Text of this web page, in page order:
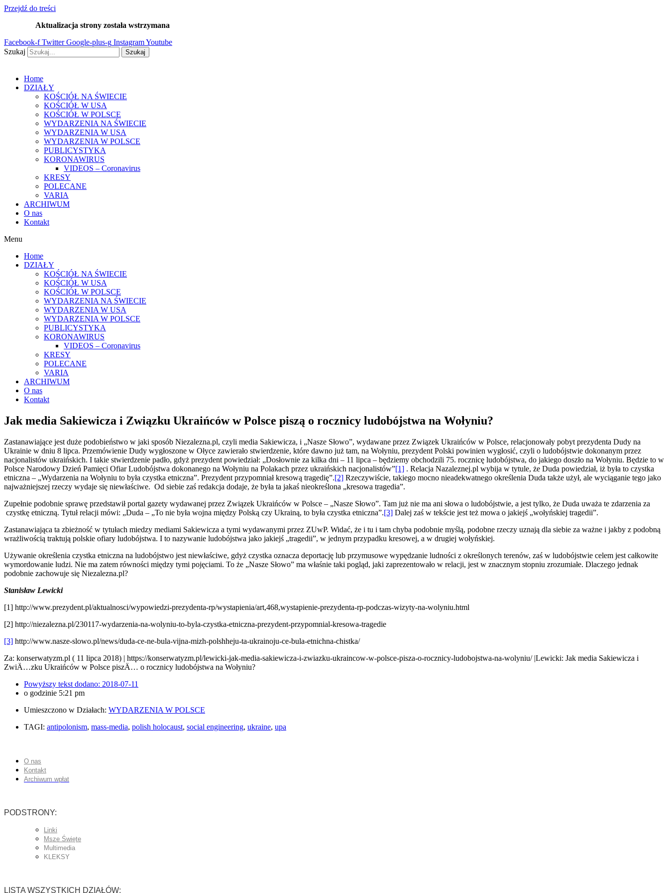
Przejdź do treści
Aktualizacja strony została wstrzymana
Facebook-f Twitter Google-plus-g InstagramYoutube
Szukaj
Szukaj
Home
DZIAŁY
KOŚCIÓŁ NA ŚWIECIE
KOŚCIÓŁ W USA
KOŚCIÓŁ W POLSCE
WYDARZENIA NA ŚWIECIE
WYDARZENIA W USA
WYDARZENIA W POLSCE
PUBLICYSTYKA
KORONAWIRUS
VIDEOS – Coronavirus
KRESY
POLECANE
VARIA
ARCHIWUM
O nas
Kontakt
Menu
Home
DZIAŁY
KOŚCIÓŁ NA ŚWIECIE
KOŚCIÓŁ W USA
KOŚCIÓŁ W POLSCE
WYDARZENIA NA ŚWIECIE
WYDARZENIA W USA
WYDARZENIA W POLSCE
PUBLICYSTYKA
KORONAWIRUS
VIDEOS – Coronavirus
KRESY
POLECANE
VARIA
ARCHIWUM
O nas
Kontakt
Jak media Sakiewicza i Związku Ukraińców w Polsce piszą o rocznicy ludobójstwa na Wołyniu?
Zastanawiające jest duże podobieństwo w jaki sposób Niezalezna.pl, czyli media Sakiewicza, i „Nasze Słowo”, wydawane przez Związek Ukraińców w Polsce, relacjonowały pobyt prezydenta Dudy na
Ukrainie w dniu 8 lipca. Przemówienie Dudy wygłoszone w Ołyce zawierało stwierdzenie, które dawno już tam, na Wołyniu, prezydent Polski powinien wygłosić, czyli o ludobójstwie dokonanym przez
nacjonalistów ukraińskich. I takie stwierdzenie padło, gdyż prezydent powiedział: „Dosłownie za kilka dni – 11 lipca – będziemy obchodzili 75. rocznicę ludobójstwa, do jakiego doszło na Wołyniu. Będzie to w
Polsce Narodowy Dzień Pamięci Ofiar Ludobójstwa dokonanego na Wołyniu na Polakach przez ukraińskich nacjonalistów”[1] . Relacja Nazaleznej.pl wybija w tytule, że Duda powiedział, iż była to czystka
etniczna – „Wydarzenia na Wołyniu to była czystka etniczna”. Prezydent przypomniał kresową tragedię”.[2] Rzeczywiście, takiego mocno nieadekwatnego określenia Duda także użył, ale wyciąganie tego jako
najważniejszej rzeczy wydaje się niewłaściwe. Od siebie zaś redakcja dodaje, że była ta jakaś nieokreślona „kresowa tragedia”.
Zupełnie podobnie sprawę przedstawił portal gazety wydawanej przez Związek Ukraińców w Polsce – „Nasze Słowo”. Tam już nie ma ani słowa o ludobójstwie, a jest tylko, że Duda uważa te zdarzenia za
czystkę etniczną. Tytuł relacji mówi: „Duda – „To nie była wojna między Polską czy Ukrainą, to była czystka etniczna”.[3] Dalej zaś w tekście jest też mowa o jakiejś „wołyńskiej tragedii”.
Zastanawiająca ta zbieżność w tytułach miedzy mediami Sakiewicza a tymi wydawanymi przez ZUwP. Widać, że i tu i tam chyba podobnie myślą, podobne rzeczy uznają dla siebie za ważne i jakby z podobną
wrażliwością traktują polskie ofiary ludobójstwa. I to nazywanie ludobójstwa jako jakiejś „tragedii”, w jednym przypadku kresowej, a w drugiej wołyńskiej.
Używanie określenia czystka etniczna na ludobójstwo jest niewłaściwe, gdyż czystka oznacza deportację lub przymusowe wypędzanie ludności z określonych terenów, zaś w ludobójstwie celem jest całkowite
wymordowanie ludzi. Nie ma zatem równości między tymi pojęciami. To że „Nasze Słowo” ma właśnie taki pogląd, jaki zaprezentowało w relacji, jest w znacznym stopniu zrozumiałe. Dlaczego jednak
podobnie zachowuje się Niezalezna.pl?
Stanisław Lewicki
[1] http://www.prezydent.pl/aktualnosci/wypowiedzi-prezydenta-rp/wystapienia/art,468,wystapienie-prezydenta-rp-podczas-wizyty-na-wolyniu.html
[2] http://niezalezna.pl/230117-wydarzenia-na-wolyniu-to-byla-czystka-etniczna-prezydent-przypomnial-kresowa-tragedie
[3] http://www.nasze-slowo.pl/news/duda-ce-ne-bula-vijna-mizh-polshheju-ta-ukrainoju-ce-bula-etnichna-chistka/
Za: konserwatyzm.pl ( 11 lipca 2018) | https://konserwatyzm.pl/lewicki-jak-media-sakiewicza-i-zwiazku-ukraincow-w-polsce-pisza-o-rocznicy-ludobojstwa-na-wolyniu/ |Lewicki: Jak media Sakiewicza i
ZwiÄ…zku Ukraińców w Polsce piszÄ… o rocznicy ludobójstwa na Wołyniu?
Powyższy tekst dodano: 2018-07-11
o godzinie 5:21 pm
Umieszczono w Działach: WYDARZENIA W POLSCE
TAGI: antipolonism, mass-media, polish holocaust, social engineering, ukraine, upa
O nas
Kontakt
Archiwum wpłat
PODSTRONY:
Linki
Msze Święte
Multimedia
KLEKSY
LISTA WSZYSTKICH DZIAŁÓW: